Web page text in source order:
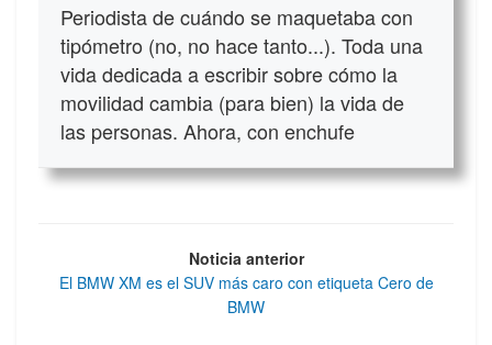
Periodista de cuándo se maquetaba con
tipómetro (no, no hace tanto...). Toda una
vida dedicada a escribir sobre cómo la
movilidad cambia (para bien) la vida de
las personas. Ahora, con enchufe
Noticia anterior
El BMW XM es el SUV más caro con etiqueta Cero de
BMW